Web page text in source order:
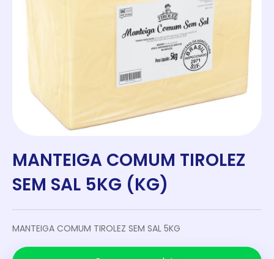
MANTEIGA COMUM TIROLEZ
SEM SAL 5KG (KG)
MANTEIGA COMUM TIROLEZ SEM SAL 5KG